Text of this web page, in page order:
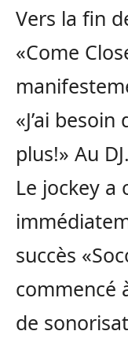
Vers la fin
«Come
«J’ai
plus!» Au DJ.
Le jockey a
succès
commencé
de